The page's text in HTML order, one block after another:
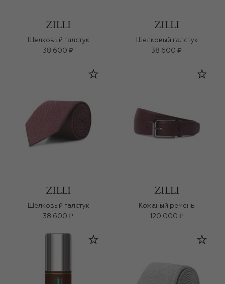
Шелковый галстук
38 600 ₽
Шелковый галстук
38 600 ₽
Шелковый галстук
38 600 ₽
Кожаный ремень
120 000 ₽